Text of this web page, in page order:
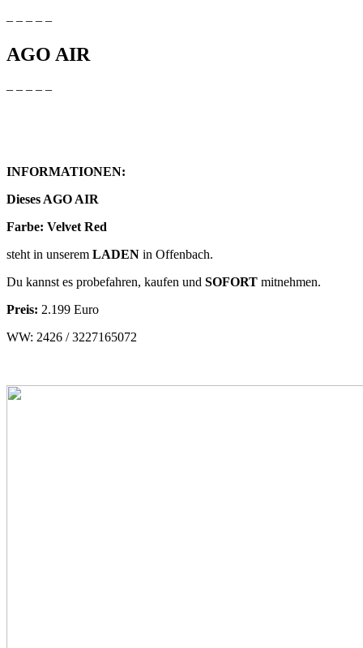
– – – – –
AGO AIR
– – – – –
INFORMATIONEN:
Dieses AGO AIR
Farbe: Velvet Red
steht in unserem LADEN in Offenbach.
Du kannst es probefahren, kaufen und SOFORT mitnehmen.
Preis: 2.199 Euro
WW: 2426 / 3227165072